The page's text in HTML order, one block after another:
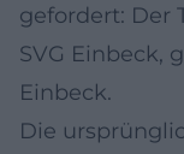
gefordert: Der
SVG Einbeck,
Einbeck.
Die